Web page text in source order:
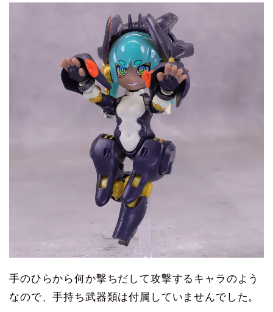
手のひらから何か撃ちだして攻撃するキャラのよう
なので、手持ち武器類は付属していませんでした。